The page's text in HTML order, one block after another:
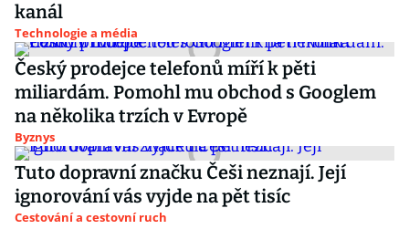
kanál
Technologie a média
Český prodejce telefonů míří k pěti
miliardám. Pomohl mu obchod s Googlem
na několika trzích v Evropě
Byznys
Tuto dopravní značku Češi neznají. Její
ignorování vás vyjde na pět tisíc
Cestování a cestovní ruch